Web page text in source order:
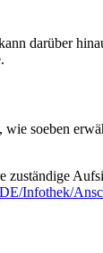
darüber
soeben
Infothek/